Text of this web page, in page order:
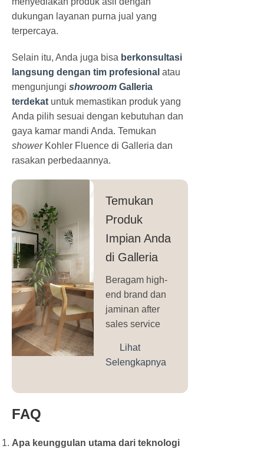
dukungan layanan purna jual yang
terpercaya.
Selain itu, Anda juga bisa berkonsultasi
langsung dengan tim profesional atau
mengunjungi showroom Galleria
terdekat untuk memastikan produk yang
Anda pilih sesuai dengan kebutuhan dan
gaya kamar mandi Anda. Temukan
shower Kohler Fluence di Galleria dan
rasakan perbedaannya.
Temukan
Produk
Impian Anda
di Galleria
Beragam high-
end brand dan
jaminan after
sales service
Lihat
Selengkapnya
FAQ
Apa keunggulan utama dari teknologi